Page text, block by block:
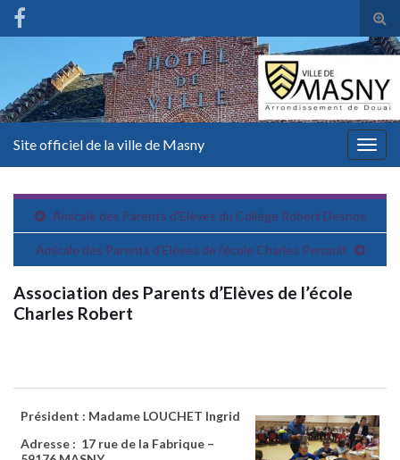
Site officiel de la ville de Masny
Amicale des Parents d’Elèves du Collège Robert Desnos
Amicale des Parents d’Elèves de l’école Charles Perrault
Association des Parents d’Elèves de l’école
Charles Robert
Président : Madame LOUCHET Ingrid
Adresse : 17 rue de la Fabrique –